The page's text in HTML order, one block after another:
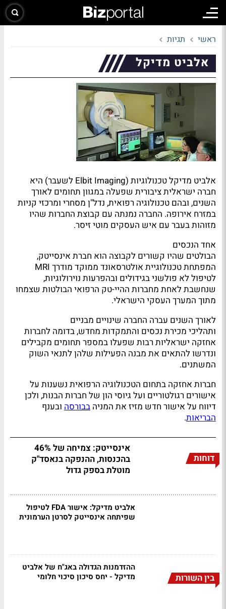
ראשי תגיות
אלביט מדיקל
אלביט מדיקל טכנולוגיות (Elbit Imaging לשעבר) היא
חברה ישראלית ציבורית שפעלה במגוון תחומים לאורך
השנים, ובהם טכנולוגיה רפואית, נדל"ן מסחרי ומרכזי קניות
במזרח אירופה. החברה נמנתה עם קבוצת החברות שהיו
מזוהות בעבר עם איש העסקים מוטי זיסר.
אחד הנכסים
הבולטים שהיו קשורים לקבוצה הוא חברת אינסייטק,
המפתחת טכנולוגיית אולטרסאונד ממוקד מודרך MRI
לטיפול לא פולשני בגידולים ובהפרעות נוירולוגיות,
שנחשבת לאחת מחברות ההיי-טק הרפואי הבולטות שצמחו
מתוך המערך העסקי הישראלי.
לאורך השנים עברה החברה שינויים מבניים
ותהליכי מכירת נכסים והתמקדות מחדש, בדומה לחברות
אחזקה ישראליות רבות שפעלו במספר תחומים מקבילים
ונדרשו להתאים את מבנה הפעילות שלהן לתנאי השוק
המשתנים.
חברות אחזקה בתחום הטכנולוגיה הרפואית נשענות על
אישורים רגולטוריים ועל גיוסי הון של חברות הבנות, ולכן
דיווח על אישור חדש מזיז את המניה בבורסה ובענף
הבריאות.
דוחות
אינסייטק: צמיחה של 46%
בהכנסות, ההנפקה בנאסד"ק
מוטלת בספק גדול
אלביט מדיקל: אישור FDA לטיפול
שפיתחה אינסייטק לסרטן הערמונית
בין השורות
ההזדמנות הגדולה באג"ח של אלביט
מדיקל - יחס סיכון סיכוי חלומי